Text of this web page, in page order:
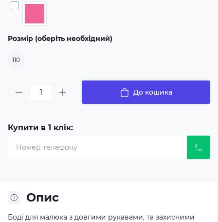
Розмір (оберіть необхідний)
110
До кошика
Купити в 1 клік:
Опис
Боді для малюка з довгими рукавами, та захисними